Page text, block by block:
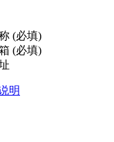
(必填)
(必填)